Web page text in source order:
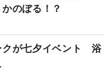
のぼる！？
クが七夕イベント 浴